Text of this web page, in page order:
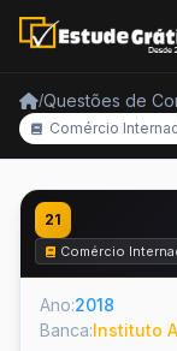
/Questões de
Comércio
21
Comércio
Ano:2018
Banca:Instituto